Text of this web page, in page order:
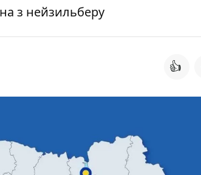
з нейзильберу
👍